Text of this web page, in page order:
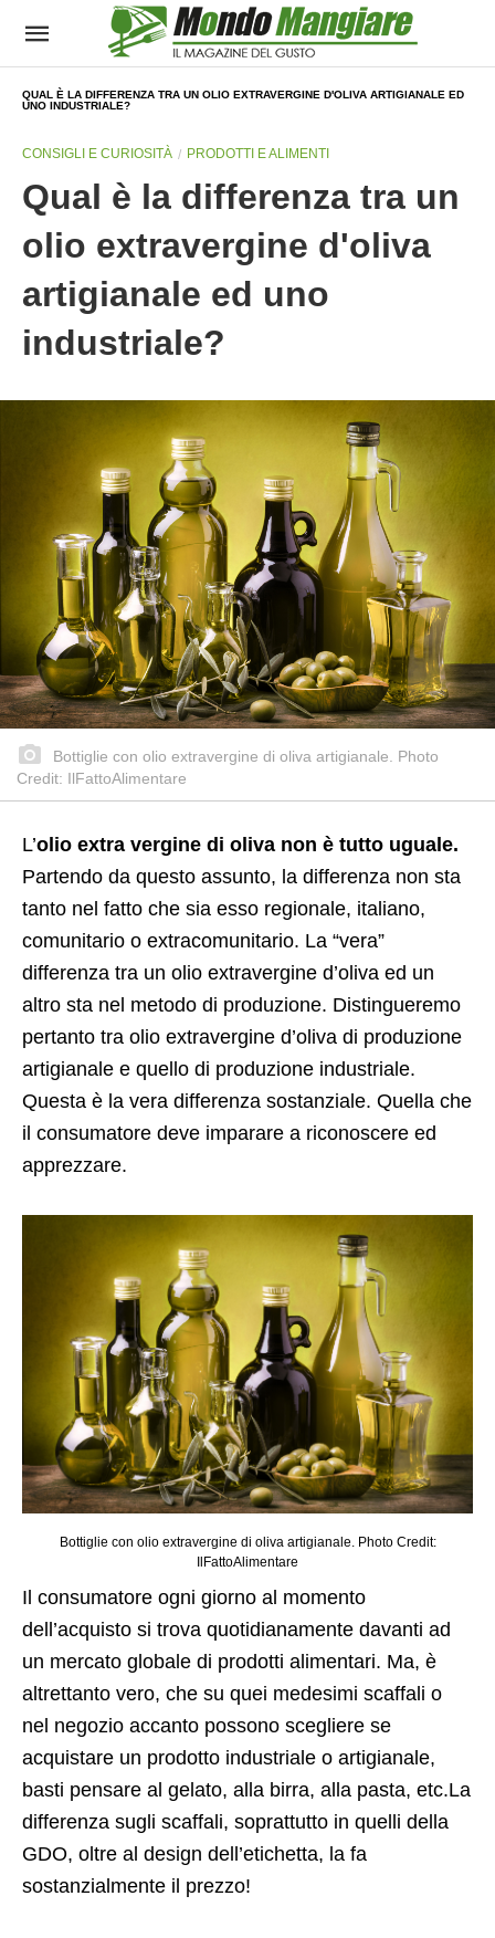
QUAL È LA DIFFERENZA TRA UN OLIO EXTRAVERGINE D'OLIVA ARTIGIANALE ED
UNO INDUSTRIALE?
CONSIGLI E CURIOSITÀ PRODOTTI E ALIMENTI
Qual è la differenza tra un
olio extravergine d'oliva
artigianale ed uno
industriale?
Bottiglie con olio extravergine di oliva artigianale. Photo
Credit: IlFattoAlimentare
L’olio extra vergine di oliva non è tutto uguale.
Partendo da questo assunto, la differenza non sta
tanto nel fatto che sia esso regionale, italiano,
comunitario o extracomunitario. La “vera”
differenza tra un olio extravergine d’oliva ed un
altro sta nel metodo di produzione. Distingueremo
pertanto tra olio extravergine d’oliva di produzione
artigianale e quello di produzione industriale.
Questa è la vera differenza sostanziale. Quella che
il consumatore deve imparare a riconoscere ed
apprezzare.
Bottiglie con olio extravergine di oliva artigianale. Photo Credit:
IlFattoAlimentare
Il consumatore ogni giorno al momento
dell’acquisto si trova quotidianamente davanti ad
un mercato globale di prodotti alimentari. Ma, è
altrettanto vero, che su quei medesimi scaffali o
nel negozio accanto possono scegliere se
acquistare un prodotto industriale o artigianale,
basti pensare al gelato, alla birra, alla pasta, etc.La
differenza sugli scaffali, soprattutto in quelli della
GDO, oltre al design dell’etichetta, la fa
sostanzialmente il prezzo!